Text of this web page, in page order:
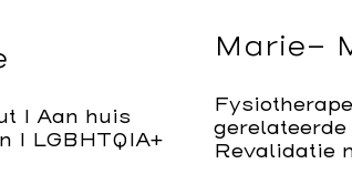
I Aan huis
I LGBHTQIA+
Revalidatie
Marie-